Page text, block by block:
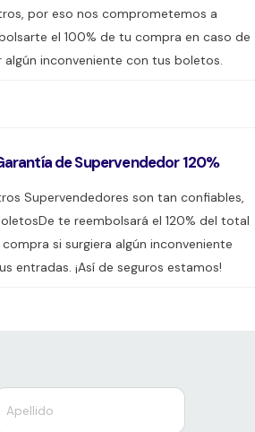
por eso nos comprometemos a
el 100% de tu compra en caso de
algún inconveniente con tus boletos.
de Supervendedor 120%
Supervendedores son tan confiables,
te reembolsará el 120% del total
si surgiera algún inconveniente
entradas. ¡Así de seguros estamos!